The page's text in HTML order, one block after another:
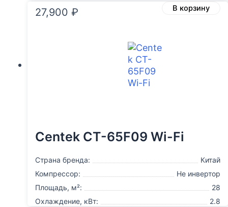
27,900 ₽ В корзину
Centek CT-65F09 Wi-Fi
Страна бренда:
Китай
Компрессор:
Не инвертор
Площадь, м²:
28
Охлаждение, кВт:
2.8